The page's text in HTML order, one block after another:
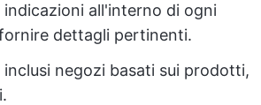
all'interno di ogni
dettagli pertinenti.
negozi basati sui prodotti,